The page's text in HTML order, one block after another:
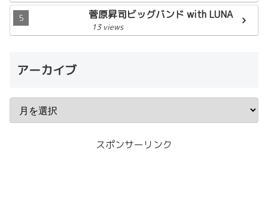
菅原昇司ビッグバンド with LUNA
13 views
アーカイブ
スポンサーリンク